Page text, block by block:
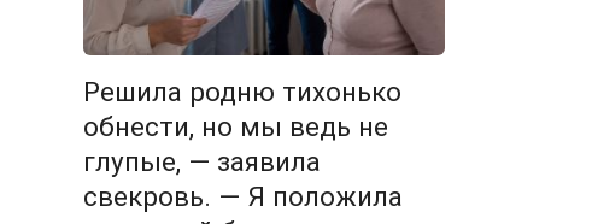
Решила родню тихонько
обнести, но мы ведь не
глупые, — заявила
свекровь. — Я положила